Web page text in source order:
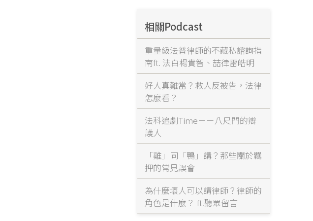
相關Podcast
重量級法普律師的不藏私諮詢指
南ft. 法白楊貴智、喆律雷皓明
好人真難當？救人反被告，法律
怎麼看？
法科追劇Time－－八尺門的辯
護人
「雞」同「鴨」講？那些關於羈
押的常見誤會
為什麼壞人可以請律師？律師的
角色是什麼？ ft.聽眾留言